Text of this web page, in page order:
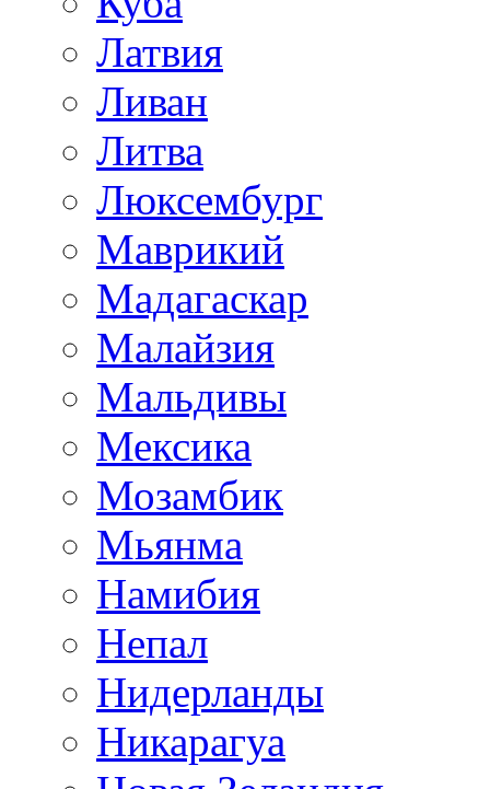
Латвия
Ливан
Литва
Люксембург
Маврикий
Мадагаскар
Малайзия
Мальдивы
Мексика
Мозамбик
Мьянма
Намибия
Непал
Нидерланды
Никарагуа